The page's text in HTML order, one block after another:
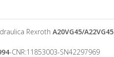
Rexroth A20VG45/A22VG45
-CNR:11853003-SN42297969